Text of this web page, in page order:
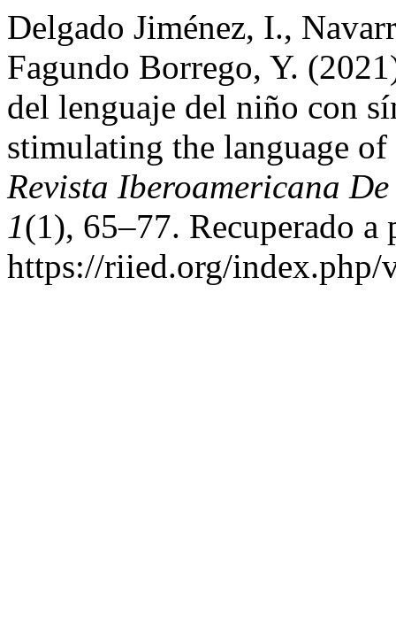
Delgado Jiménez, I.,
Fagundo Borrego, Y.
del lenguaje del niño con
stimulating the language
Revista Iberoamericana
1(1), 65–77. Recuperado a
https://riied.org/